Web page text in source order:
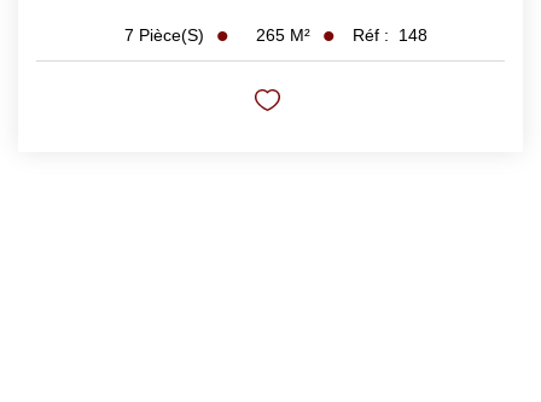
7 Pièce(s) 265 M² Réf : 148